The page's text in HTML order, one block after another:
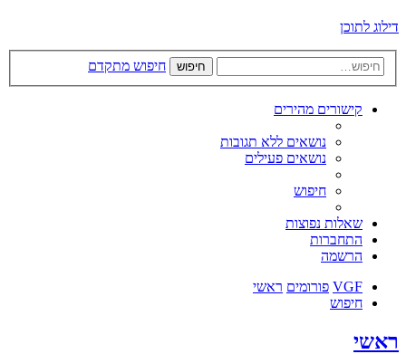
דילוג לתוכן
חיפוש חיפוש מתקדם
קישורים מהירים
נושאים ללא תגובות
נושאים פעילים
חיפוש
שאלות נפוצות
התחברות
הרשמה
VGF פורומים ראשי
חיפוש
ראשי